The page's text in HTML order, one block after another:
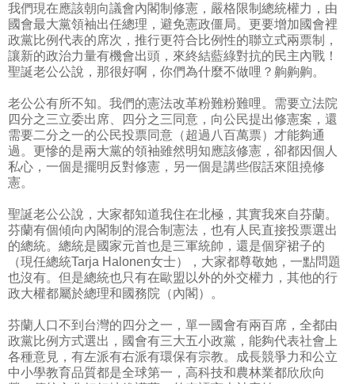
我們現在應該朝向議會內閣制修憲，嚴格限制總統權力，由
國會最大黨領袖出任總理，避免憲政僵局。更要增加國會裡
政黨比例代表的席次，推行更符合比例性的聯立式兩票制，
讓新的政治力量有機會出頭，來終結藍綠對抗的民主內戰！
聖誕老公公說，那很好啊，你們為什麼不做哩？齁齁齁。
老公公有所不知。我們的憲法改革粉難粉難哩。需要立法院
四分之三立委出席、四分之三同意，向公民提出修憲案，還
需要二分之一的公民投票同意（超過八百萬票）才能夠通
過。更慘的是兩大黨的領袖雖然明知應該修憲，卻都因個人
私心，一個是擺明反對修憲，另一個是講些假話來阻撓修
憲。
聖誕老公公說，大家都知道我住在北極，其實我來自芬蘭。
芬蘭有個傾向內閣制的混合制憲法，也有人民直接投票選出
的總統。總統是國家元首也是三軍統帥，還是個穿裙子的
（現任總統Tarja Halonen女士），大家都尊敬她，一點問題
也沒有。但是總統也只有在歐盟以外的外交權力，其他的行
政大權都屬於總理和國務院（內閣）。
芬蘭人口不到台灣的四分之一，單一國會有兩百席，全都由
政黨比例方式選出，國會有三大五小政黨，能夠代表社會上
各種意見，有左派有右派有環保有宗教。成長競爭力和公立
中小學教育品質都是全球第一，高科技和農林業都欣欣向